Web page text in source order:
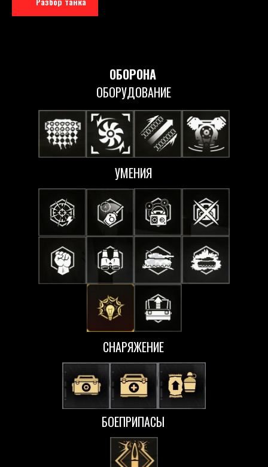
ОБОРОНА
ОБОРУДОВАНИЕ
УМЕНИЯ
СНАРЯЖЕНИЕ
БОЕПРИПАСЫ